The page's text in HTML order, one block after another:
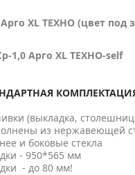
XL ТЕХНО (цвет под
1,0 Арго XL ТЕХНО-self
(выкладка,
из нержавеющей
и боковые стекла
- 950*565 мм
- до 80 мм!